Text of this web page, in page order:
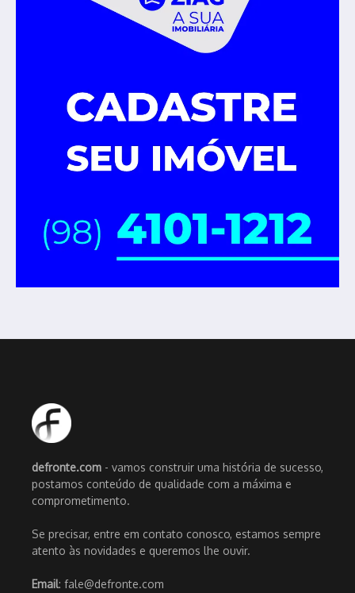
defronte.com - vamos construir uma história de sucesso,
postamos conteúdo de qualidade com a máxima e
comprometimento.
Se precisar, entre em contato conosco, estamos sempre
atento às novidades e queremos lhe ouvir.
Email: fale@defronte.com